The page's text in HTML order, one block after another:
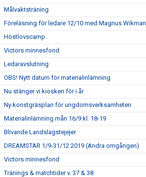
Målvaktsträning
Föreläsning för ledare 12/10 med Magnus Wikman
Höstlovscamp
Victors minnesfond
Ledaravslutning
OBS! Nytt datum för materialinlämning
Nu stänger vi kiosken för i år
Ny konstgräsplan för ungdomsverksamheten
Materialinlämning mån 16/9 kl. 18-19
Blivande Landslagstejejer
DREAMSTAR 1/9-31/12 2019 (Andra omgången)
Victors minnesfond
Tränings & matchtider v. 37 & 38